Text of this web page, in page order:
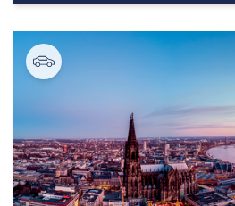
Hof
Ingolstadt
Jülich
Kirchzarten
Kleve
Köln